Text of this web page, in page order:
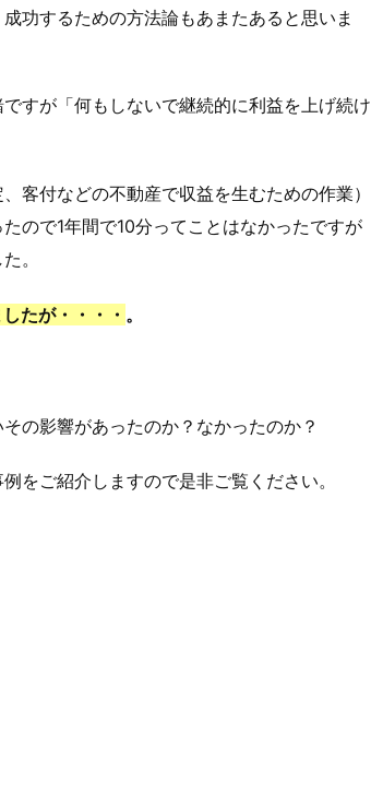
功するための方法論もあまたあると思いま
すが「何もしないで継続的に利益を上げ続け
客付などの不動産で収益を生むための作業）
ので1年間で10分ってことはなかったですが
。
たが・・・・ 。
の影響があったのか？なかったのか？
をご紹介しますので是非ご覧ください。